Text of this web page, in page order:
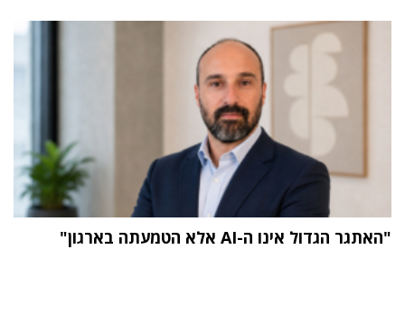
"האתגר הגדול אינו ה-AI אלא הטמעתה בארגון"